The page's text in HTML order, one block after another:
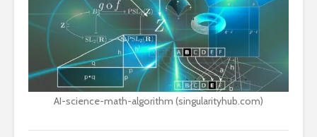
AI-science-math-algorithm (singularityhub.com)